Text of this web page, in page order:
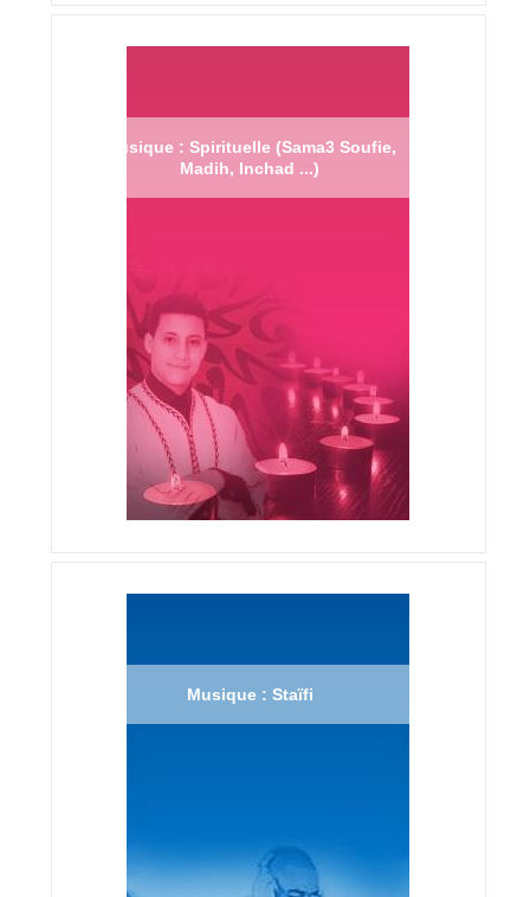
Musique : Spirituelle (Sama3 Soufie,
Madih, Inchad ...)
Musique : Staïfi